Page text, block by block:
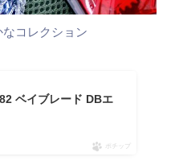
コレクション
ベイブレード DBエ
ポチップ